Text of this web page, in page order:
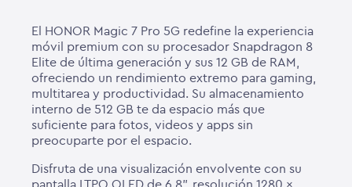
El HONOR Magic 7 Pro 5G redefine la experiencia
móvil premium con su procesador Snapdragon 8
Elite de última generación y sus 12 GB de RAM,
ofreciendo un rendimiento extremo para gaming,
multitarea y productividad. Su almacenamiento
interno de 512 GB te da espacio más que
suficiente para fotos, videos y apps sin
preocuparte por el espacio.
Disfruta de una visualización envolvente con su
pantalla LTPO OLED de 6.8”, resolución 1280 x